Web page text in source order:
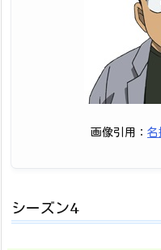
画像引用： 名
シーズン4